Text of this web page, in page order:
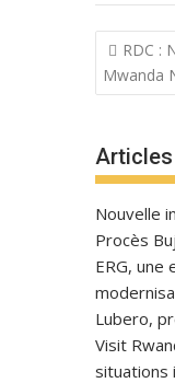
de
RDC :
Mwanda
Nouvelle
Procès
ERG, une
Lubero,
Visit
situations